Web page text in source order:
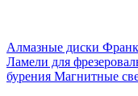
Алмазные диски
Ламели для
бурения Магнитные